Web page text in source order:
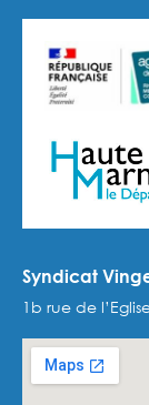
Syndicat
1b rue de